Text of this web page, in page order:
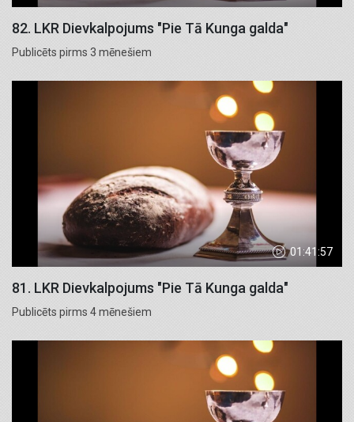
82. LKR Dievkalpojums "Pie Tā Kunga galda"
Publicēts pirms 3 mēnešiem
01:41:57
81. LKR Dievkalpojums "Pie Tā Kunga galda"
Publicēts pirms 4 mēnešiem